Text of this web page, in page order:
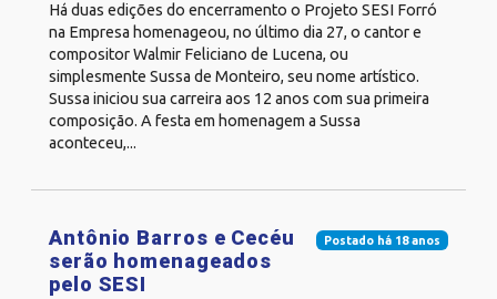
Há duas edições do encerramento o Projeto SESI Forró
na Empresa homenageou, no último dia 27, o cantor e
compositor Walmir Feliciano de Lucena, ou
simplesmente Sussa de Monteiro, seu nome artístico.
Sussa iniciou sua carreira aos 12 anos com sua primeira
composição. A festa em homenagem a Sussa
aconteceu,...
Postado há 18 anos
Antônio Barros e Cecéu
serão homenageados
pelo SESI